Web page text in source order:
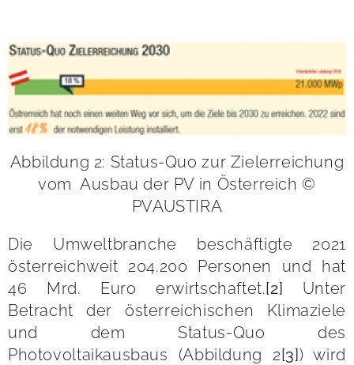
Abbildung 2: Status-Quo zur Zielerreichung
vom Ausbau der PV in Österreich ©
PVAUSTIRA
Die Umweltbranche beschäftigte 2021
österreichweit 204.200 Personen und hat
46 Mrd. Euro erwirtschaftet.[2] Unter
Betracht der österreichischen Klimaziele
und dem Status-Quo des
Photovoltaikausbaus (Abbildung 2[3]) wird